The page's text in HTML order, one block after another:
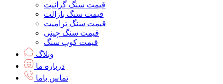
قیمت سنگ گرانیت
قیمت سنگ بازالت
قیمت سنگ ترامیت
قیمت سنگ چینی
قیمت کوپ سنگ
وبلاگ
درباره ما
تماس باما